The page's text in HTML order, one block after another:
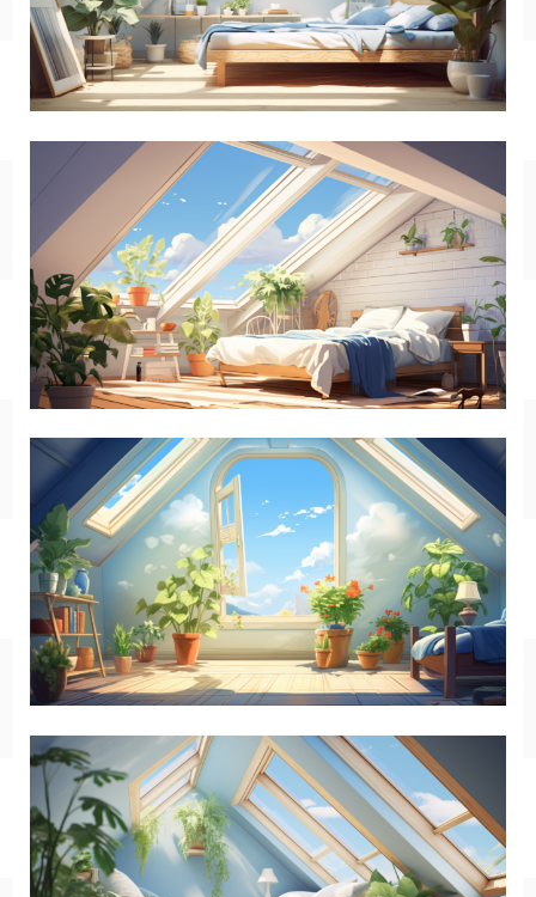
食べ物
スイーツ
キッチン
お風呂
寝室
カスタムお部屋
街並み
公園
施設
レストラン/カフェ
田舎
病院
神社/寺院
街
SF/ファンタジー
サイバー